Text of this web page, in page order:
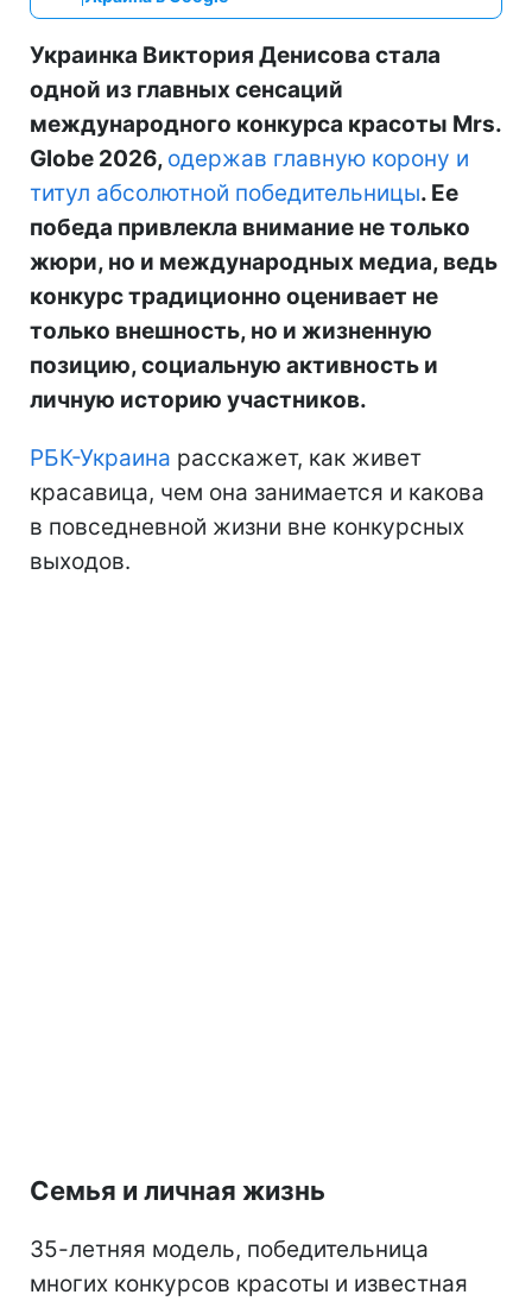
Украинка Виктория Денисова стала
одной из главных сенсаций
международного конкурса красоты Mrs.
Globe 2026, одержав главную корону и
титул абсолютной победительницы. Ее
победа привлекла внимание не только
жюри, но и международных медиа, ведь
конкурс традиционно оценивает не
только внешность, но и жизненную
позицию, социальную активность и
личную историю участников.
РБК-Украина расскажет, как живет
красавица, чем она занимается и какова
в повседневной жизни вне конкурсных
выходов.
Семья и личная жизнь
35-летняя модель, победительница
многих конкурсов красоты и известная